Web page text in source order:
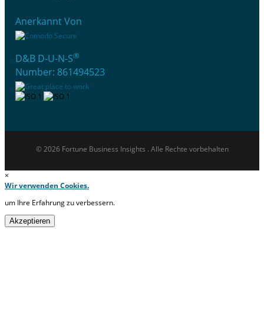
Anerkannt Von
D&B D-U-N-S®
Number: 861494523
© 2026 Fortune Business Insights . Alle Rechte vorbehalten
×
Wir verwenden Cookies.
um Ihre Erfahrung zu verbessern.
Akzeptieren